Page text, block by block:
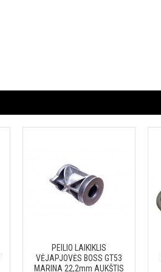
PEILIO LAIKIKLIS
VĖJAPJOVĖS BOSS GT53
MARINA 22,2mm AUKŠTIS